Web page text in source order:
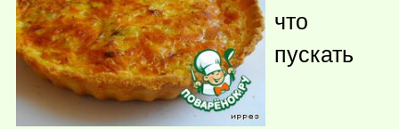
что
пускать